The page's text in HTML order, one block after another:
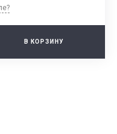
В КОРЗИНУ